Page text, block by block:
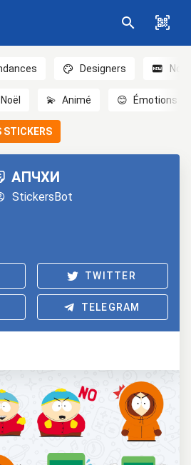
Designers
Noël 💫 Animé 😊 Émotions
STICKERS
АПЧХИ
StickersBot
TWITTER
TELEGRAM